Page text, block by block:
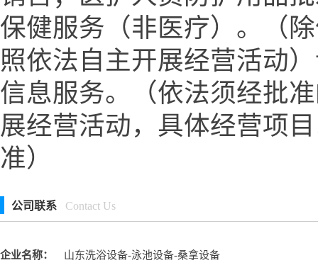
保健服务（非医疗）。（
照依法自主开展经营活动
信息服务。（依法须经批
展经营活动，具体经营项
准）
公司联系 Contact Us
企业名称： 山东洗浴设备-泳池设备-桑拿设备